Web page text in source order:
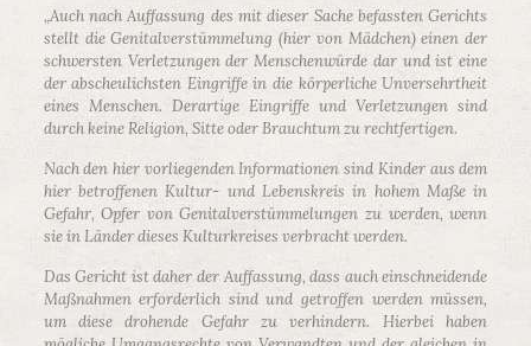
„Auch nach Auffassung des mit dieser Sache befassten Gerichts
stellt die Genitalverstümmelung (hier von Mädchen) einen der
schwersten Verletzungen der Menschenwürde dar und ist eine
der abscheulichsten Eingriffe in die körperliche Unversehrtheit
eines Menschen. Derartige Eingriffe und Verletzungen sind
durch keine Religion, Sitte oder Brauchtum zu rechtfertigen.
Nach den hier vorliegenden Informationen sind Kinder aus dem
hier betroffenen Kultur- und Lebenskreis in hohem Maße in
Gefahr, Opfer von Genitalverstümmelungen zu werden, wenn
sie in Länder dieses Kulturkreises verbracht werden.
Das Gericht ist daher der Auffassung, dass auch einschneidende
Maßnahmen erforderlich sind und getroffen werden müssen,
um diese drohende Gefahr zu verhindern. Hierbei haben